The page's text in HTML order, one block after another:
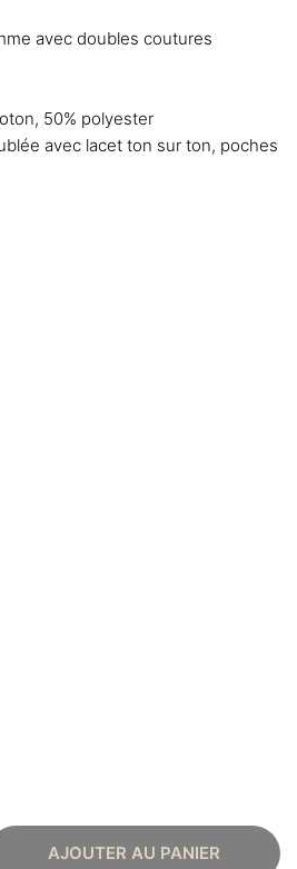
avec doubles coutures
50% polyester
avec lacet ton sur ton, poches
AJOUTER AU PANIER